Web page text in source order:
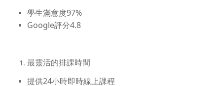
學生滿意度97%
Google評分4.8
最靈活的排課時間
提供24小時即時線上課程